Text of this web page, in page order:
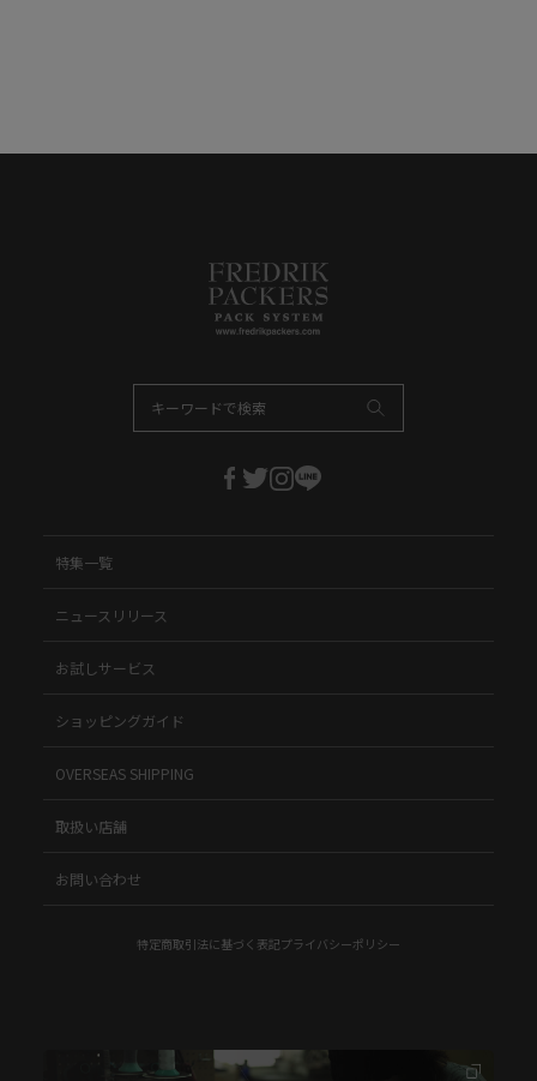
特集一覧
ニュースリリース
お試しサービス
ショッピングガイド
OVERSEAS SHIPPING
取扱い店舗
お問い合わせ
特定商取引法に基づく表記プライバシーポリシー